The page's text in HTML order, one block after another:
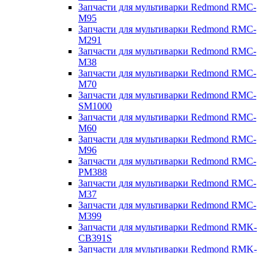
Запчасти для мультиварки Redmond RMC-
M95
Запчасти для мультиварки Redmond RMC-
M291
Запчасти для мультиварки Redmond RMC-
M38
Запчасти для мультиварки Redmond RMC-
M70
Запчасти для мультиварки Redmond RMC-
SM1000
Запчасти для мультиварки Redmond RMC-
M60
Запчасти для мультиварки Redmond RMC-
M96
Запчасти для мультиварки Redmond RMC-
PM388
Запчасти для мультиварки Redmond RMC-
M37
Запчасти для мультиварки Redmond RMC-
M399
Запчасти для мультиварки Redmond RMK-
CB391S
Запчасти для мультиварки Redmond RMK-